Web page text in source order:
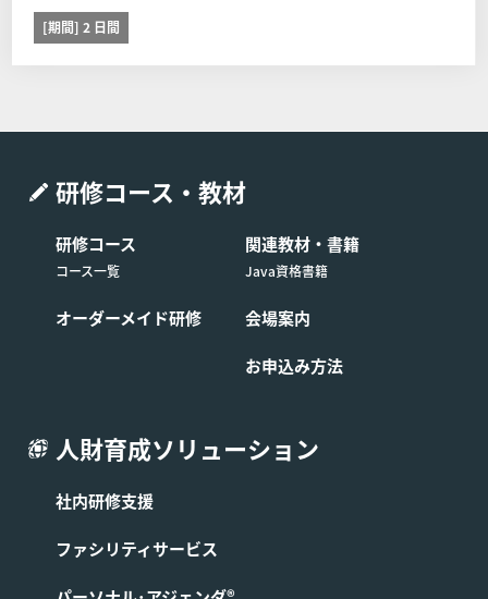
-2488、受付時間：弊社休業日及び土・日・祝日
申し出るものとします。
た日程を変更したコースの申し込みを取り消す場
合は前条の定めに関わらず受講費用の全額をお支
■第9条 (コースの開催中止)
そのコースの開催を中止する場合があります。この場合、
弊社は第3条に基づき成立したコースの提供に係る契約を
解除できるものとし、お客様へはコース開始予定日1週間
を支払済の場合は、中止されたコースの代金をお客様に返
[期間] 2 日間
研修コース・教材
研修コース
コース一覧
オーダーメイド研修
関連教材・書籍
Java資格書籍
会場案内
お申込み方法
人財育成ソリューション
社内研修支援
ファシリティサービス